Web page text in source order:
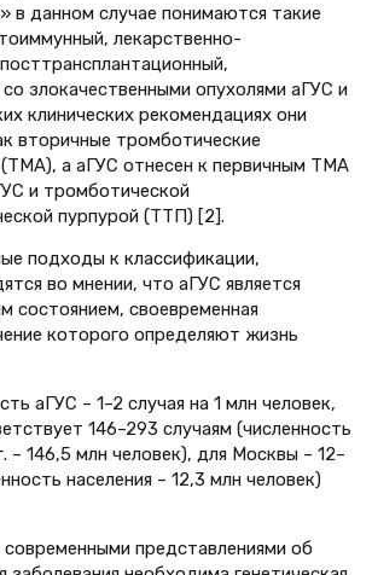
в данном случае понимаются такие
лекарственно-
злокачественными опухолями аГУС и
клинических рекомендациях они
вторичные тромботические
(ТМА), а аГУС отнесен к первичным ТМА
и тромботической
пурпурой (ТТП) [2].
подходы к классификации,
во мнении, что аГУС является
состоянием, своевременная
которого определяют жизнь
аГУС – 1–2 случая на 1 млн человек,
146–293 случаям (численность
– 146,5 млн человек), для Москвы – 12–
населения – 12,3 млн человек)
представлениями об